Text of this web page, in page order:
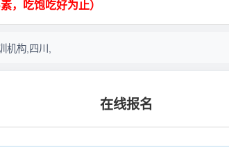
，吃饱吃好为止）
机构,四川,
在线报名